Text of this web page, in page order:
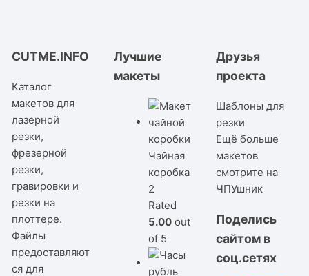
CUTME.INFO
Каталог
макетов для
лазерной
резки,
фрезерной
резки,
гравировки и
резки на
плоттере.
Файлы
предоставляют
ся для
Лучшие
макеты
Чайная
коробка
2
Rated
5.00 out
of 5
Друзья
проекта
Шаблоны для
резки
Ещё больше
макетов
смотрите на
ЧПУшник
Поделись
сайтом в
соц.сетях